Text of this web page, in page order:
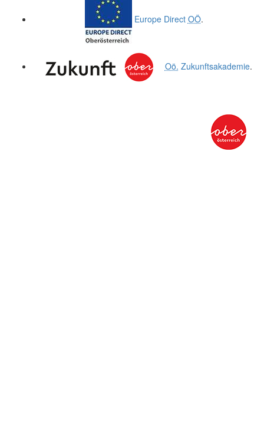
Europe Direct OÖ.
Oö. Zukunftsakademie.